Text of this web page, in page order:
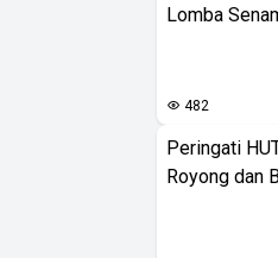
Lomba
482
Peringati
Royong dan